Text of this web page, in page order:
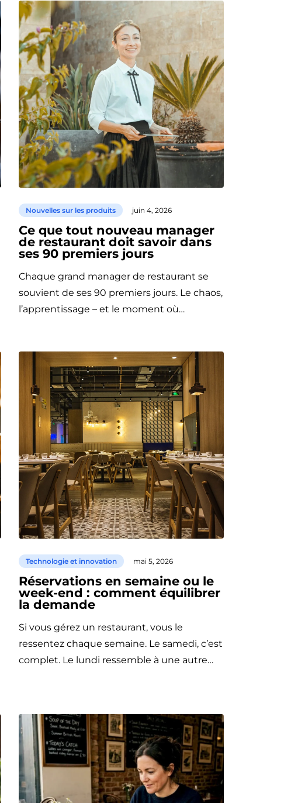
Nouvelles sur les produits juin 4, 2026
Ce que tout nouveau manager
de restaurant doit savoir dans
ses 90 premiers jours
Chaque grand manager de restaurant se
souvient de ses 90 premiers jours. Le chaos,
l’apprentissage – et le moment où…
Technologie et innovation mai 5, 2026
Réservations en semaine ou le
week-end : comment équilibrer
la demande
Si vous gérez un restaurant, vous le
ressentez chaque semaine. Le samedi, c’est
complet. Le lundi ressemble à une autre…